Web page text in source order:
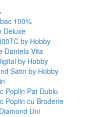
100%
Deluxe
by Hobby
Dantela Vita
by Hobby
Satin by Hobby
Poplin Pat Dublu
Poplin cu Broderie
Uni